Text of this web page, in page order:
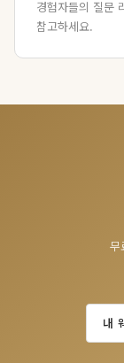
경험자들의 질문
참고하세요.
무
내